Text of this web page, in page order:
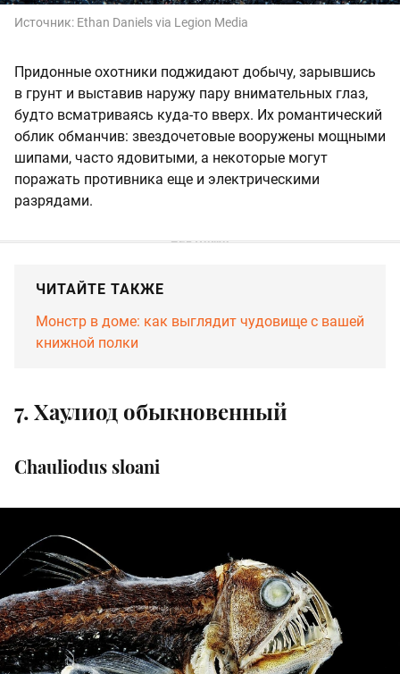
Источник: Ethan Daniels via Legion Media
Придонные охотники поджидают добычу, зарывшись
в грунт и выставив наружу пару внимательных глаз,
будто всматриваясь куда-то вверх. Их романтический
облик обманчив: звездочетовые вооружены мощными
шипами, часто ядовитыми, а некоторые могут
поражать противника еще и электрическими
разрядами.
ЧИТАЙТЕ ТАКЖЕ
Монстр в доме: как выглядит чудовище с вашей
книжной полки
7. Хаулиод обыкновенный
Chauliodus sloani